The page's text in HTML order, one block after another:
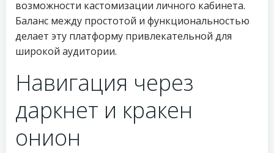
возможности кастомизации личного кабинета.
Баланс между простотой и функциональностью
делает эту платформу привлекательной для
широкой аудитории.
Навигация через
даркнет и кракен
онион